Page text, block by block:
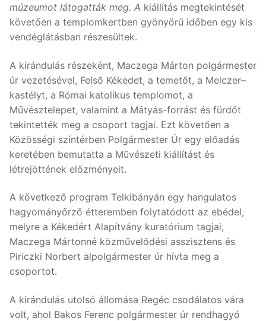
múzeumot látogatták meg. A kiállítás megtekintését
követően a templomkertben gyönyörű időben egy kis
vendéglátásban részesültek.
A kirándulás részeként, Maczega Márton polgármester
úr vezetésével, Felső Kékedet, a temetőt, a Melczer–
kastélyt, a Római katolikus templomot, a
Művésztelepet, valamint a Mátyás-forrást és fürdőt
tekintették meg a csoport tagjai. Ezt követően a
Közösségi színtérben Polgármester Úr egy előadás
keretében bemutatta a Művészeti kiállítást és
létrejöttének előzményeit.
A következő program Telkibányán egy hangulatos
hagyományőrző étteremben folytatódott az ebédel,
melyre a Kékedért Alapítvány kuratórium tagjai,
Maczega Mártonné közművelődési asszisztens és
Piriczki Norbert alpolgármester úr hívta meg a
csoportot.
A kirándulás utolsó állomása Regéc csodálatos vára
volt, ahol Bakos Ferenc polgármester úr rendhagyó